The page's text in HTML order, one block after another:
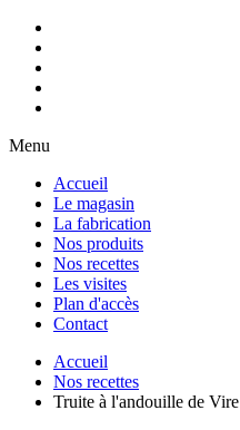
Menu
Accueil
Le magasin
La fabrication
Nos produits
Nos recettes
Les visites
Plan d'accès
Contact
Accueil
Nos recettes
Truite à l'andouille de Vire